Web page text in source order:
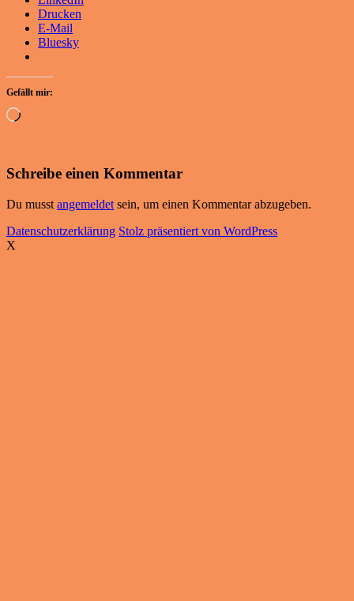
Drucken
E-Mail
Bluesky
Gefällt mir:
Wird
Schreibe einen Kommentar
Du musst angemeldet sein, um einen Kommentar abzugeben.
Datenschutzerklärung Stolz präsentiert von WordPress
X